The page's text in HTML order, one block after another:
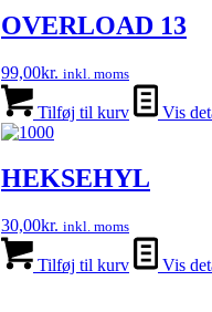
varianter.
OVERLOAD 13
99,00kr. inkl. moms
Tilføj til kurv Vis
HEKSEHYL
30,00kr. inkl. moms
Tilføj til kurv Vis